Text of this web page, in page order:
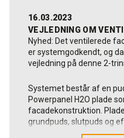
16.03.2023
VEJLEDNING OM
Nyhed: Det ventilerede
er systemgodkendt, og
vejledning på denne 2-
Systemet består af en
Powerpanel H2O plade
facadekonstruktion.
grundpuds, slutpuds og
silikoneharpiksbaseret